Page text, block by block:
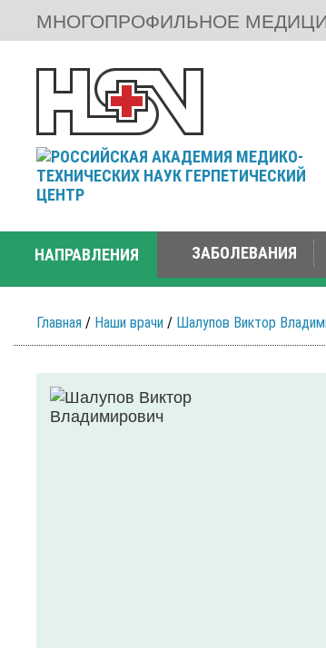
МНОГОПРОФИЛЬНОЕ
НАПРАВЛЕНИЯ ЗАБОЛЕВАНИЯ
Главная / Наши врачи / Шалупов Виктор